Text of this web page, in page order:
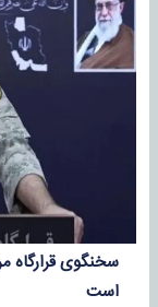
سخنگوی قرارگاه
است